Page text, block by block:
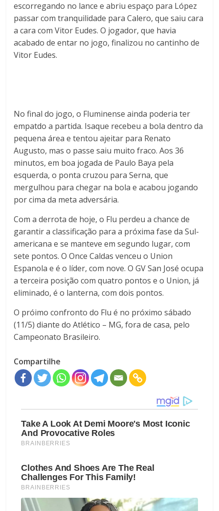
escorregando no lance e abriu espaço para López
passar com tranquilidade para Calero, que saiu cara
a cara com Vitor Eudes. O jogador, que havia
acabado de entar no jogo, finalizou no cantinho de
Vitor Eudes.
No final do jogo, o Fluminense ainda poderia ter
empatdo a partida. Isaque recebeu a bola dentro da
pequena área e tentou ajeitar para Renato
Augusto, mas o passe saiu muito fraco. Aos 36
minutos, em boa jogada de Paulo Baya pela
esquerda, o ponta cruzou para Serna, que
mergulhou para chegar na bola e acabou jogando
por cima da meta adversária.
Com a derrota de hoje, o Flu perdeu a chance de
garantir a classificação para a próxima fase da Sul-
americana e se manteve em segundo lugar, com
sete pontos. O Once Caldas venceu o Union
Espanola e é o líder, com nove. O GV San José ocupa
a terceira posição com quatro pontos e o Union, já
eliminado, é o lanterna, com dois pontos.
O próimo confronto do Flu é no próximo sábado
(11/5) diante do Atlético – MG, fora de casa, pelo
Campeonato Brasileiro.
Compartilhe